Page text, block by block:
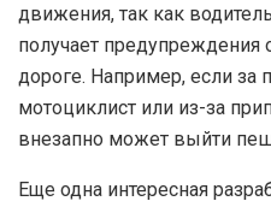
движения, так как
получает предупреждения
дороге. Например, если за
мотоциклист или из-за
внезапно может выйти
Еще одна интересная